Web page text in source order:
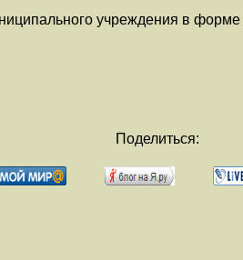
учреждения в
Поделиться: